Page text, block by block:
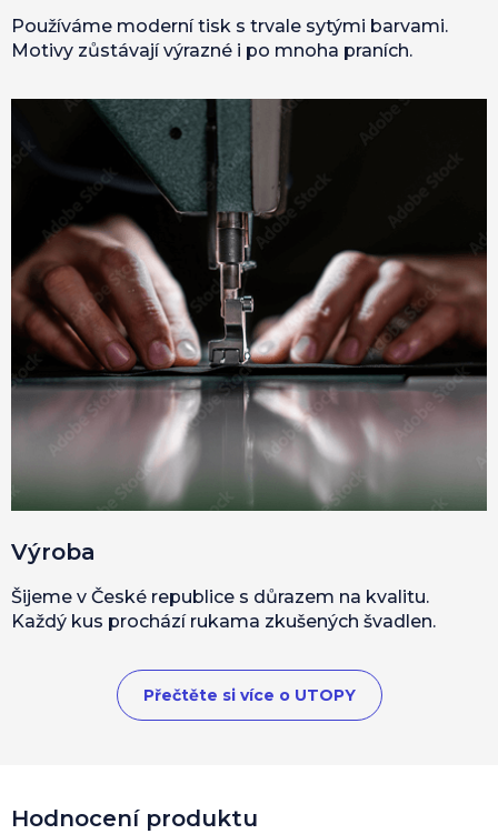
Hodnocení produktu
Používáme moderní tisk s trvale sytými barvami.
Motivy zůstávají výrazné i po mnoha praních.
Výroba
Šijeme v České republice s důrazem na kvalitu.
Každý kus prochází rukama zkušených švadlen.
Přečtěte si více o UTOPY